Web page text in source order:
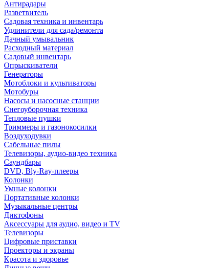
Антирадары
Разветвитель
Садовая техника и инвентарь
Удлинители для сада/ремонта
Дачный умывальник
Расходный материал
Садовый инвентарь
Опрыскиватели
Генераторы
Мотоблоки и культиваторы
Мотобуры
Насосы и насосные станции
Снегоуборочная техника
Тепловые пушки
Триммеры и газонокосилки
Воздуходувки
Сабельные пилы
Телевизоры, аудио-видео техника
Саундбары
DVD, Bly-Ray-плееры
Колонки
Умные колонки
Портативные колонки
Музыкальные центры
Диктофоны
Аксессуары для аудио, видео и TV
Телевизоры
Цифровые приставки
Проекторы и экраны
Красота и здоровье